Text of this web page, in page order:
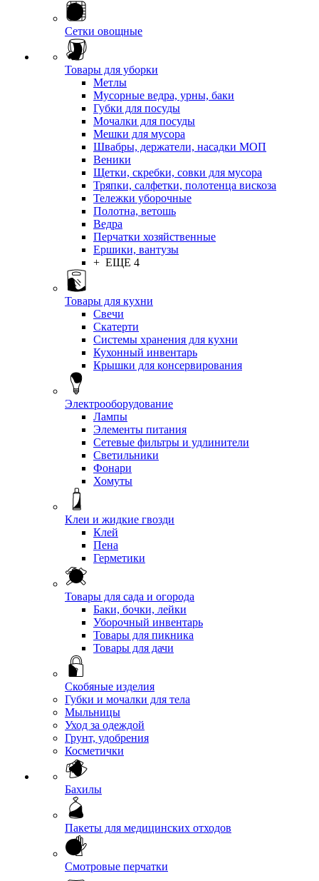
Сетки овощные
Товары для уборки
Метлы
Мусорные ведра, урны, баки
Губки для посуды
Мочалки для посуды
Мешки для мусора
Швабры, держатели, насадки МОП
Веники
Щетки, скребки, совки для мусора
Тряпки, салфетки, полотенца вискоза
Тележки уборочные
Полотна, ветошь
Ведра
Перчатки хозяйственные
Ершики, вантузы
+ ЕЩЕ 4
Товары для кухни
Свечи
Скатерти
Системы хранения для кухни
Кухонный инвентарь
Крышки для консервирования
Электрооборудование
Лампы
Элементы питания
Сетевые фильтры и удлинители
Светильники
Фонари
Хомуты
Клеи и жидкие гвозди
Клей
Пена
Герметики
Товары для сада и огорода
Баки, бочки, лейки
Уборочный инвентарь
Товары для пикника
Товары для дачи
Скобяные изделия
Губки и мочалки для тела
Мыльницы
Уход за одеждой
Грунт, удобрения
Косметички
Бахилы
Пакеты для медицинских отходов
Смотровые перчатки